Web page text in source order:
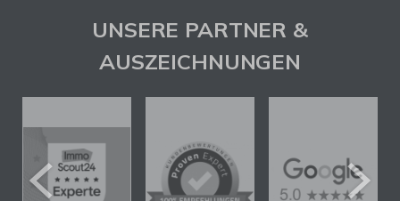
UNSERE PARTNER &
AUSZEICHNUNGEN